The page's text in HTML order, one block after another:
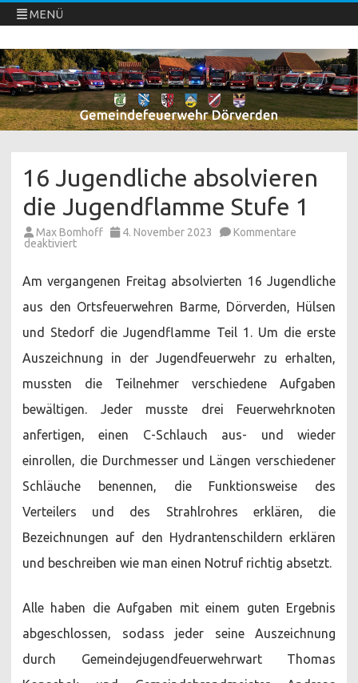
MENÜ
Freiwillige Feuerwehren Dörverden
Direkt
zum
Inhalt
springen
16 Jugendliche absolvieren
die Jugendflamme Stufe 1
Max Bomhoff 4. November 2023
Kommentare
deaktiviertfür
absolvieren
die
Jugendflamme
Stufe
Am vergangenen Freitag absolvierten 16 Jugendliche
aus den Ortsfeuerwehren Barme, Dörverden, Hülsen
und Stedorf die Jugendflamme Teil 1. Um die erste
Auszeichnung in der Jugendfeuerwehr zu erhalten,
mussten die Teilnehmer verschiedene Aufgaben
bewältigen. Jeder musste drei Feuerwehrknoten
anfertigen, einen C-Schlauch aus- und wieder
einrollen, die Durchmesser und Längen verschiedener
Schläuche benennen, die Funktionsweise des
Verteilers und des Strahlrohres erklären, die
Bezeichnungen auf den Hydrantenschildern erklären
und beschreiben wie man einen Notruf richtig absetzt.
Alle haben die Aufgaben mit einem guten Ergebnis
abgeschlossen, sodass jeder seine Auszeichnung
durch Gemeindejugendfeuerwehrwart Thomas